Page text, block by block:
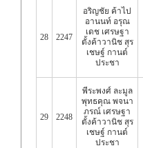
28 2247
อริญชัย ค้าไป
อานนท์ อรุณ
เดช เศรษฐา
ตั้งค้าวานิช สุร
เชษฐ์ กานต์
ประชา
29 2248
พีระพงศ์ ละมูล
พุทธคุณ พจนา
ภรณ์ เศรษฐา
ตั้งค้าวานิช สุร
เชษฐ์ กานต์
ประชา